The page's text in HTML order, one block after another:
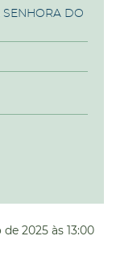
SENHORA DO
de 2025 às 13:00